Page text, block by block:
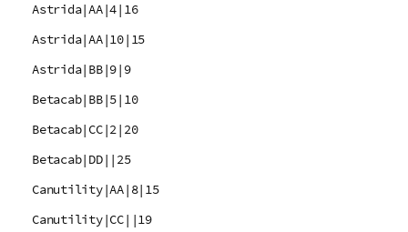
Astrida|AA|4|16
Astrida|AA|10|15
Astrida|BB|9|9
Betacab|BB|5|10
Betacab|CC|2|20
Betacab|DD||25
Canutility|AA|8|15
Canutility|CC||19